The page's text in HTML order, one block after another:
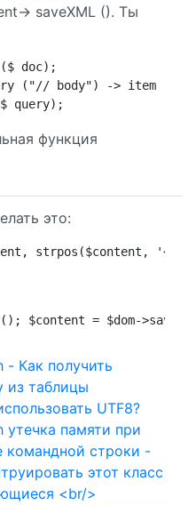
> saveXML (). Ты
($ doc);
("// body") -> item (0);
функция
это:
strpos($content,
$content = $dom-
- Как получить
из таблицы
UTF8?
утечка памяти при
командной строки -
этот класс
<br/>